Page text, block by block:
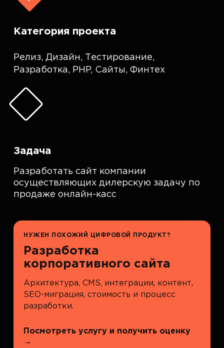
Категория проекта
Релиз, Дизайн, Тестирование,
Разработка, PHP, Сайты,Финтех
Задача
Разработать сайт компании
осуществляющих дилерскую задачу по
продаже онлайн-касс
НУЖЕН ПОХОЖИЙ ЦИФРОВОЙ ПРОДУКТ?
Разработка
корпоративного сайта
Архитектура, CMS, интеграции, контент,
SEO-миграция, стоимость и процесс
разработки.
Посмотреть услугу и получить оценку
→